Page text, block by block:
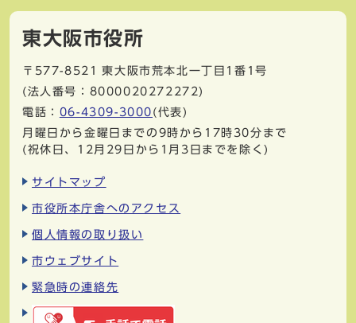
東大阪市役所
〒577-8521
東大阪市荒本北一丁目1番1号
(法人番号：8000020272272)
電話： 06-4309-3000 (代表)
月曜日から金曜日までの9時から17時30分まで
(祝休日、12月29日から1月3日までを除く)
サイトマップ
市役所本庁舎へのアクセス
個人情報の取り扱い
市ウェブサイト
緊急時の連絡先